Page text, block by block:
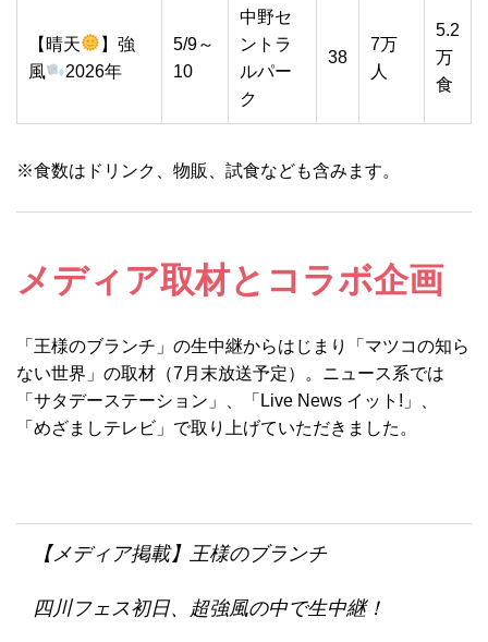
【晴天
】強
風
2026年
5/9～
10
中野セ
ントラ
ルパー
ク
38
7万
人
5.2
万
食
※食数はドリンク、物販、試食なども含みます。
メディア取材とコラボ企画
「王様のブランチ」の生中継からはじまり「マツコの知ら
ない世界」の取材（7月末放送予定）。ニュース系では
「サタデーステーション」、「Live News イット!」、
「めざましテレビ」で取り上げていただきました。
【メディア掲載】王様のブランチ
四川フェス初日、超強風の中で生中継！